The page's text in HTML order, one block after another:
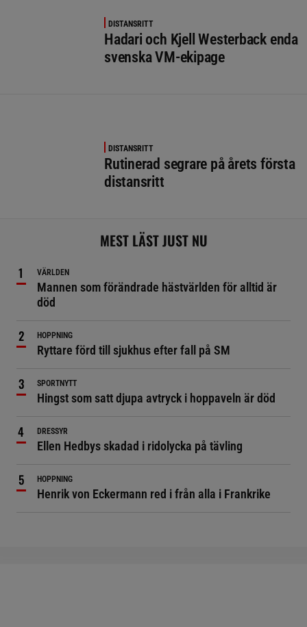
DISTANSRITT
Hadari och Kjell Westerback enda
svenska VM-ekipage
DISTANSRITT
Rutinerad segrare på årets första
distansritt
MEST LÄST JUST NU
VÄRLDEN
Mannen som förändrade hästvärlden för alltid är
död
HOPPNING
Ryttare förd till sjukhus efter fall på SM
SPORTNYTT
Hingst som satt djupa avtryck i hoppaveln är död
DRESSYR
Ellen Hedbys skadad i ridolycka på tävling
HOPPNING
Henrik von Eckermann red i från alla i Frankrike